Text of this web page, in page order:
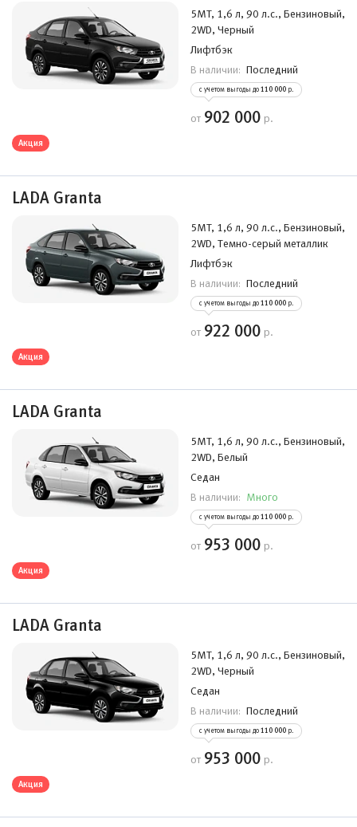
5MT, 1,6 л, 90 л.с., Бензиновый,
2WD, Черный
Лифтбэк
В наличии: Последний
с учетом выгоды до 110 000 р.
от 902 000 р.
Акция
LADA Granta
5MT, 1,6 л, 90 л.с., Бензиновый,
2WD, Темно-серый металлик
Лифтбэк
В наличии: Последний
с учетом выгоды до 110 000 р.
от 922 000 р.
Акция
LADA Granta
5MT, 1,6 л, 90 л.с., Бензиновый,
2WD, Белый
Седан
В наличии: Много
с учетом выгоды до 110 000 р.
от 953 000 р.
Акция
LADA Granta
5MT, 1,6 л, 90 л.с., Бензиновый,
2WD, Черный
Седан
В наличии: Последний
с учетом выгоды до 110 000 р.
от 953 000 р.
Акция